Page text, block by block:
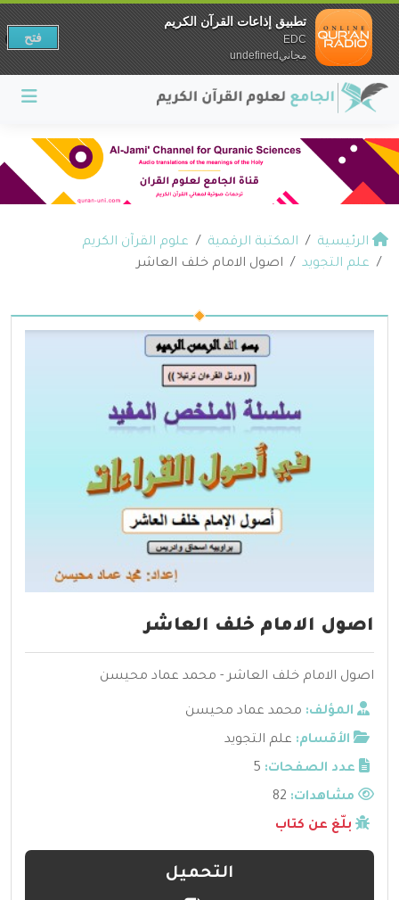
الرئيسية المكتبة الرقمية
علوم القرآن الكريم
علم التجويد
اصول الامام خلف العاشر
اصول الامام خلف العاشر
اصول الامام خلف العاشر - محمد عماد محيسن
المؤلف: محمد عماد محيسن
الأقسام: علم التجويد
عدد الصفحات: 5
مشاهدات:
بلّغ عن كتاب
التحميل
تطبيق إذاعات القرآن الكريم
EDC
مجانيundefined
فتح